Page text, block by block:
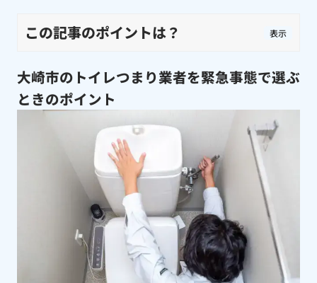
この記事のポイントは？ 表示
大崎市のトイレつまり業者を緊急事態で選ぶ
ときのポイント